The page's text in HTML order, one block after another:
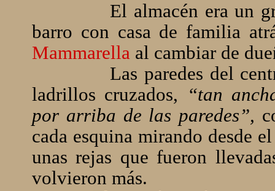
El almacén era un
barro con casa de familia
Mammarella al cambiar de
Las paredes del
ladrillos cruzados,
“tan
por arriba de las paredes”,
cada esquina mirando desde
unas rejas que fueron
volvieron más.